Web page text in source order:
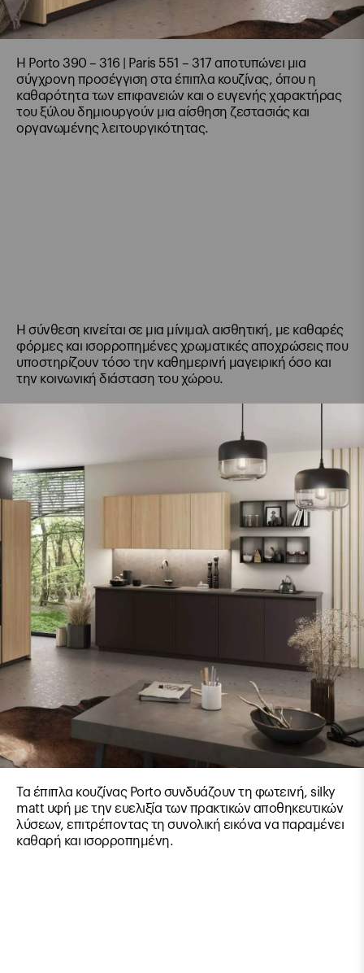
Η Porto 390 – 316 | Paris 551 – 317 αποτυπώνει μια
σύγχρονη προσέγγιση στα έπιπλα κουζίνας, όπου η
καθαρότητα των επιφανειών και ο ευγενής χαρακτήρας
του ξύλου δημιουργούν μια αίσθηση ζεστασιάς και
οργανωμένης λειτουργικότητας.
Η σύνθεση κινείται σε μια μίνιμαλ αισθητική, με καθαρές
φόρμες και ισορροπημένες χρωματικές αποχρώσεις που
υποστηρίζουν τόσο την καθημερινή μαγειρική όσο και
την κοινωνική διάσταση του χώρου.
Τα έπιπλα κουζίνας Porto συνδυάζουν τη φωτεινή, silky
matt υφή με την ευελιξία των πρακτικών αποθηκευτικών
λύσεων, επιτρέποντας τη συνολική εικόνα να παραμένει
καθαρή και ισορροπημένη.